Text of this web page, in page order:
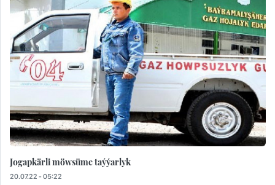
Jogapkärli möwsüme taýýarlyk
20.07.22 - 05:22